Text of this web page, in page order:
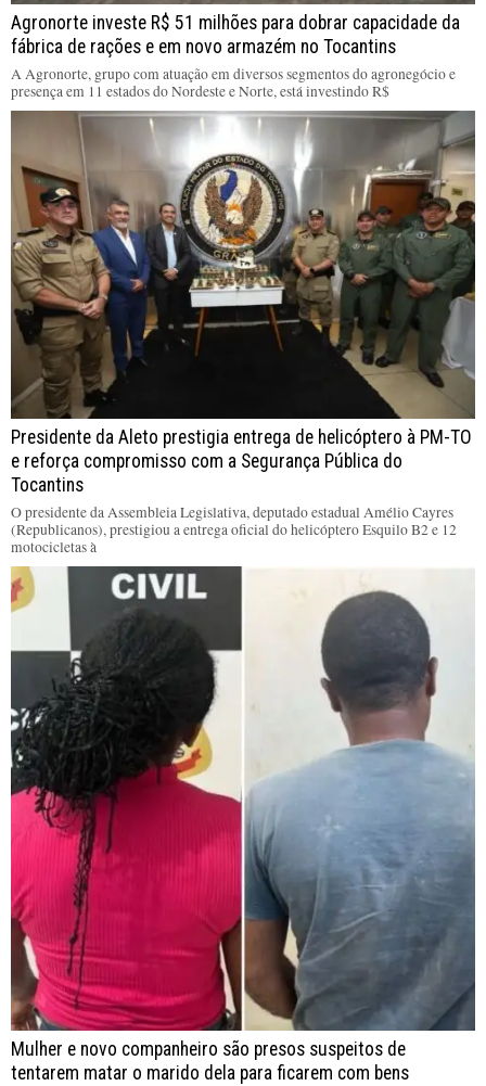
Agronorte investe R$ 51 milhões para dobrar capacidade da
fábrica de rações e em novo armazém no Tocantins
A Agronorte, grupo com atuação em diversos segmentos do agronegócio e
presença em 11 estados do Nordeste e Norte, está investindo R$
Presidente da Aleto prestigia entrega de helicóptero à PM-TO
e reforça compromisso com a Segurança Pública do
Tocantins
O presidente da Assembleia Legislativa, deputado estadual Amélio Cayres
(Republicanos), prestigiou a entrega oficial do helicóptero Esquilo B2 e 12
motocicletas à
Mulher e novo companheiro são presos suspeitos de
tentarem matar o marido dela para ficarem com bens